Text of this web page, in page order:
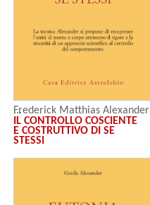
Frederick Matthias Alexander
IL CONTROLLO COSCIENTE
E COSTRUTTIVO DI SE
STESSI